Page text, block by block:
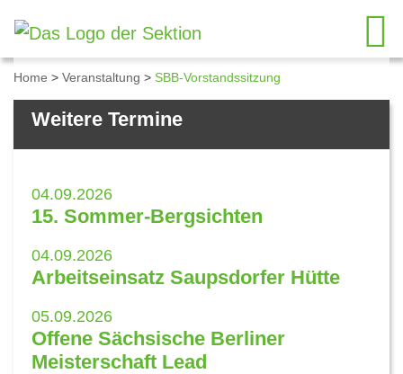
Home > Veranstaltung > SBB-Vorstandssitzung
Details zum Kalendereintrag
Weitere Termine
04.09.2026
15. Sommer-Bergsichten
04.09.2026
Arbeitseinsatz Saupsdorfer Hütte
05.09.2026
Offene Sächsische Berliner
Meisterschaft Lead